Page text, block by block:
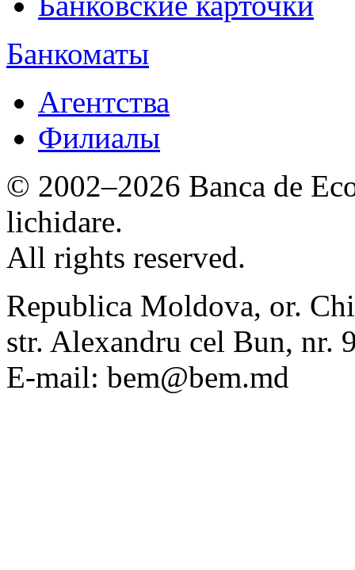
Банкоматы
Агентства
Филиалы
© 2002–2026 Banca de
lichidare.
All rights reserved.
Republica Moldova, or.
str. Alexandru cel Bun, nr.
E-mail: bem@bem.md